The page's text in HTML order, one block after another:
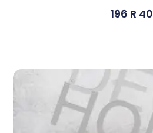
196 R 40